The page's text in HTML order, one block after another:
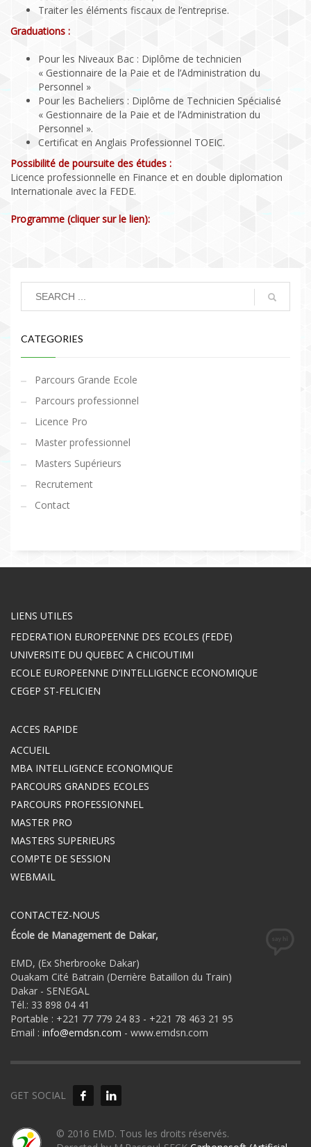
Traiter les éléments fiscaux de l’entreprise.
Graduations :
Pour les Niveaux Bac : Diplôme de technicien
« Gestionnaire de la Paie et de l’Administration du
Personnel »
Pour les Bacheliers : Diplôme de Technicien Spécialisé
« Gestionnaire de la Paie et de l’Administration du
Personnel ».
Certificat en Anglais Professionnel TOEIC.
Possibilité de poursuite des études :
Licence professionnelle en Finance et en double diplomation
Internationale avec la FEDE.
Programme (cliquer sur le lien):
CATEGORIES
Parcours Grande Ecole
Parcours professionnel
Licence Pro
Master professionnel
Masters Supérieurs
Recrutement
Contact
LIENS UTILES
FEDERATION EUROPEENNE DES ECOLES (FEDE)
UNIVERSITE DU QUEBEC A CHICOUTIMI
ECOLE EUROPEENNE D’INTELLIGENCE ECONOMIQUE
CEGEP ST-FELICIEN
ACCES RAPIDE
ACCUEIL
MBA INTELLIGENCE ECONOMIQUE
PARCOURS GRANDES ECOLES
PARCOURS PROFESSIONNEL
MASTER PRO
MASTERS SUPERIEURS
COMPTE DE SESSION
WEBMAIL
CONTACTEZ-NOUS
École de Management de Dakar,
EMD, (Ex Sherbrooke Dakar)
Ouakam Cité Batrain (Derrière Bataillon du Train)
Dakar - SENEGAL
Tél.: 33 898 04 41
Portable : +221 77 779 24 83 - +221 78 463 21 95
Email : info@emdsn.com - www.emdsn.com
GET SOCIAL
© 2016 EMD. Tous les droits réservés.